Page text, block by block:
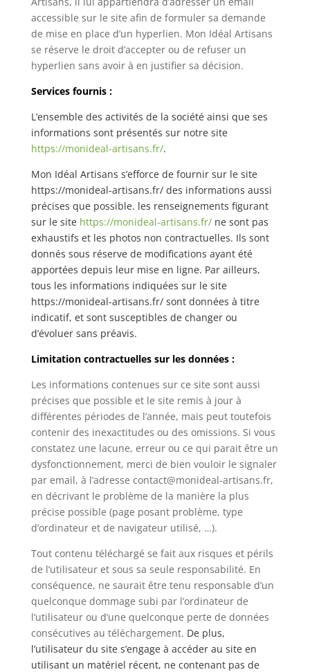
accessible sur le site afin de formuler sa demande
de mise en place d’un hyperlien. Mon Idéal Artisans
se réserve le droit d’accepter ou de refuser un
hyperlien sans avoir à en justifier sa décision.
Services fournis :
L’ensemble des activités de la société ainsi que ses
informations sont présentés sur notre site
https://monideal-artisans.fr/.
Mon Idéal Artisans s’efforce de fournir sur le site
https://monideal-artisans.fr/ des informations aussi
précises que possible. les renseignements figurant
sur le site https://monideal-artisans.fr/ne sont pas
exhaustifs et les photos non contractuelles. Ils sont
donnés sous réserve de modifications ayant été
apportées depuis leur mise en ligne. Par ailleurs,
tous les informations indiquées sur le site
https://monideal-artisans.fr/ sont données à titre
indicatif, et sont susceptibles de changer ou
d’évoluer sans préavis.
Limitation contractuelles sur les données :
Les informations contenues sur ce site sont aussi
précises que possible et le site remis à jour à
différentes périodes de l’année, mais peut toutefois
contenir des inexactitudes ou des omissions. Si vous
constatez une lacune, erreur ou ce qui parait être un
dysfonctionnement, merci de bien vouloir le signaler
par email, à l’adresse contact@monideal-artisans.fr,
en décrivant le problème de la manière la plus
précise possible (page posant problème, type
d’ordinateur et de navigateur utilisé, …).
Tout contenu téléchargé se fait aux risques et périls
de l’utilisateur et sous sa seule responsabilité. En
conséquence, ne saurait être tenu responsable d’un
quelconque dommage subi par l’ordinateur de
l’utilisateur ou d’une quelconque perte de données
consécutives au téléchargement. De plus,
l’utilisateur du site s’engage à accéder au site en
utilisant un matériel récent, ne contenant pas de